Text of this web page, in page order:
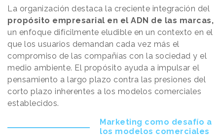
La organización destaca la creciente integración del
propósito empresarial en el ADN de las marcas,
un enfoque difícilmente eludible en un contexto en el
que los usuarios demandan cada vez más el
compromiso de las compañías con la sociedad y el
medio ambiente. El propósito ayuda a impulsar el
pensamiento a largo plazo contra las presiones del
corto plazo inherentes a los modelos comerciales
establecidos.
Marketing como desafío a
los modelos comerciales